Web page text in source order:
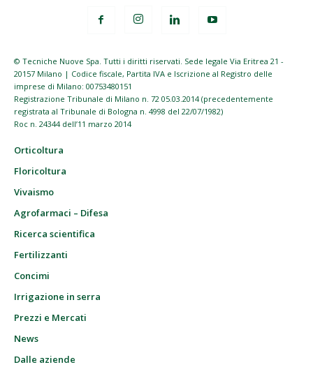
© Tecniche Nuove Spa. Tutti i diritti riservati. Sede legale Via Eritrea 21 -
20157 Milano | Codice fiscale, Partita IVA e Iscrizione al Registro delle
imprese di Milano: 00753480151
Registrazione Tribunale di Milano n. 72 05.03.2014 (precedentemente
registrata al Tribunale di Bologna n. 4998 del 22/07/1982)
Roc n. 24344 dell’11 marzo 2014
Orticoltura
Floricoltura
Vivaismo
Agrofarmaci – Difesa
Ricerca scientifica
Fertilizzanti
Concimi
Irrigazione in serra
Prezzi e Mercati
News
Dalle aziende